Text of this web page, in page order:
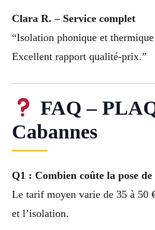
Clara R. – Service complet
“Isolation phonique et
Excellent rapport qualité-prix.”
FAQ –
Cabannes
Q1 : Combien coûte la pose
Le tarif moyen varie de 35 à 50
et l’isolation.